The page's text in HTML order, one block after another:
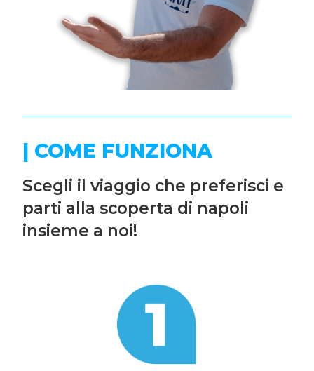
| COME FUNZIONA
Scegli il viaggio che preferisci e
parti alla scoperta di napoli
insieme a noi!